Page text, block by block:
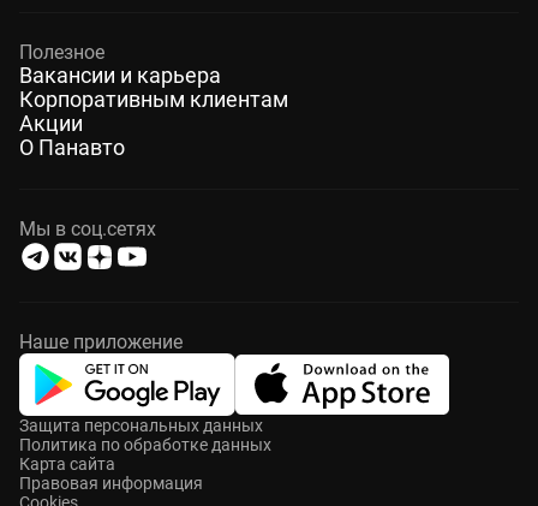
Полезное
Вакансии и карьера
Корпоративным клиентам
Акции
О Панавто
Мы в соц.сетях
Наше приложение
Защита персональных данных
Политика по обработке данных
Карта сайта
Правовая информация